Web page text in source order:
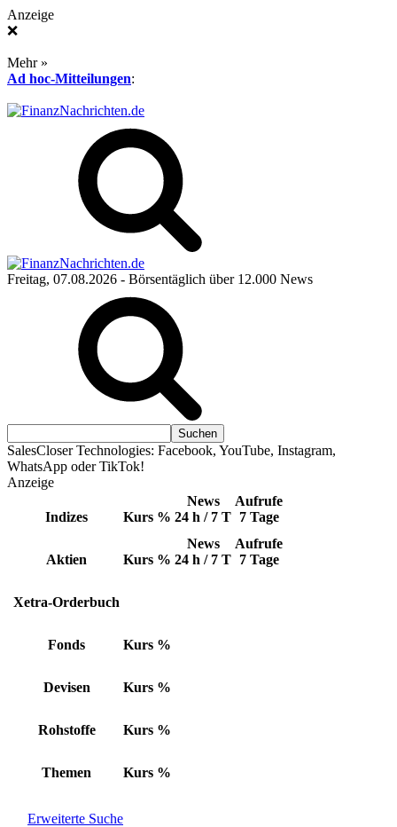
Anzeige
❌
Mehr »
Ad hoc-Mitteilungen:
Freitag, 07.08.2026 - Börsentäglich über 12.000 News
SalesCloser Technologies: Facebook, YouTube, Instagram,
WhatsApp oder TikTok!
Anzeige
Indizes Kurs %
News
24 h / 7 T
Aufrufe
7 Tage
Aktien Kurs %
News
24 h / 7 T
Aufrufe
7 Tage
Xetra-Orderbuch
Fonds Kurs %
Devisen Kurs %
Rohstoffe Kurs %
Themen Kurs %
Erweiterte Suche